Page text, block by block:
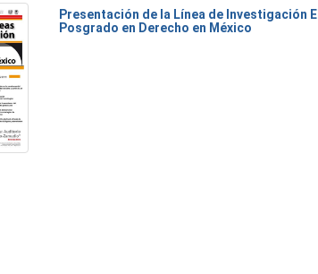
Presentación de la Línea de Investigación El
Posgrado en Derecho en México